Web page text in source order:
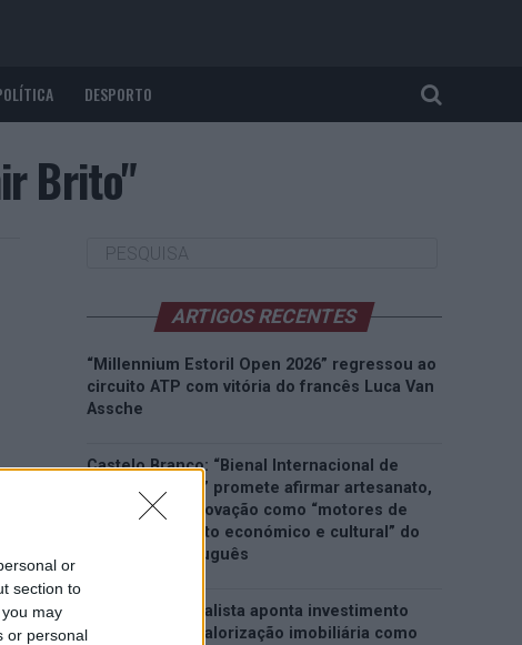
or
section to
may
or personal
DESPORTO
Brito"
ARTIGOS RECENTES
“Millennium Estoril Open 2026” regressou ao
circuito ATP com vitória do francês Luca Van
Assche
Castelo Branco: “Bienal Internacional de
Artes e Ofícios” promete afirmar artesanato,
património e inovação como “motores de
desenvolvimento económico e cultural” do
município português
Covilhã: Especialista aponta investimento
estrangeiro e valorização imobiliária como